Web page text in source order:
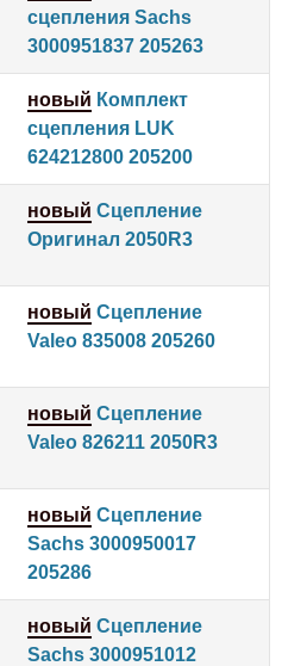
сцепления Sachs
3000951837 205263
новый Комплект
сцепления LUK
624212800 205200
новый Сцепление
Оригинал 2050R3
новый Сцепление
Valeo 835008 205260
новый Сцепление
Valeo 826211 2050R3
новый Сцепление
Sachs 3000950017
205286
новый Сцепление
Sachs 3000951012